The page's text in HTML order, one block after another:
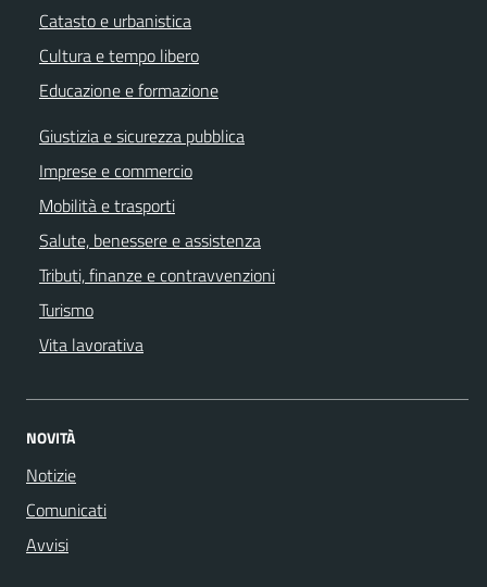
Catasto e urbanistica
Cultura e tempo libero
Educazione e formazione
Giustizia e sicurezza pubblica
Imprese e commercio
Mobilità e trasporti
Salute, benessere e assistenza
Tributi, finanze e contravvenzioni
Turismo
Vita lavorativa
NOVITÀ
Notizie
Comunicati
Avvisi